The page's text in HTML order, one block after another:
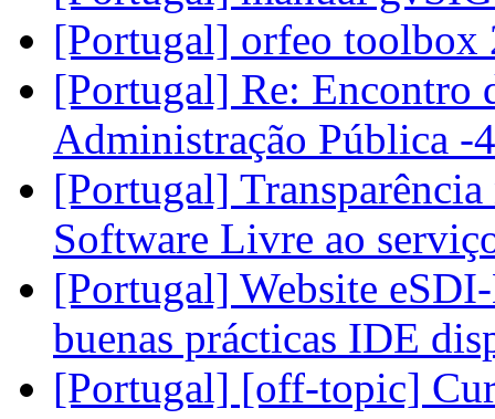
[Portugal] orfeo toolbox
[Portugal] Re: Encontro
Administração Pública -
[Portugal]
Software Livre ao
[Portugal] Website
buenas prácticas IDE
[Portugal] [off-topic]